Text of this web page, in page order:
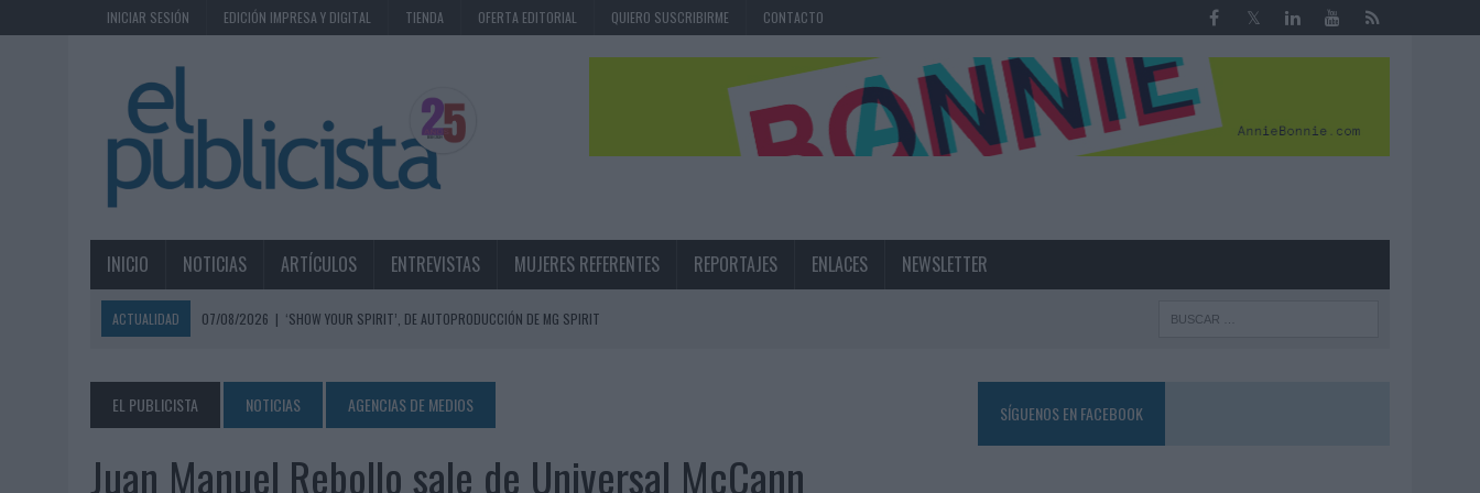
INICIAR SESIÓN EDICIÓN IMPRESA Y DIGITAL TIENDA OFERTA EDITORIAL QUIERO SUSCRIBIRME CONTACTO
INICIO NOTICIAS ARTÍCULOS ENTREVISTAS MUJERES REFERENTES REPORTAJES ENLACES NEWSLETTER
ACTUALIDAD 07/08/2026 | ‘SHOW YOUR SPIRIT’, DE AUTOPRODUCCIÓN DE MG SPIRIT
07/08/2026 | MG SPIRIT RELANZA SU MARCA CON UNA ESTRATEGIA 360º CENTRADA EN EL ORIGEN BARCELONÉS
07/08/2026 |
PATRÓN CONVIERTE EL NUEVO SINGLE DE ARÓN PIPER EN UNA EXPERIENCIA DE MARCA EN IBIZA
EL PUBLICISTA NOTICIAS AGENCIAS DE MEDIOS
Juan Manuel Rebollo sale de Universal McCann
SÍGUENOS EN FACEBOOK